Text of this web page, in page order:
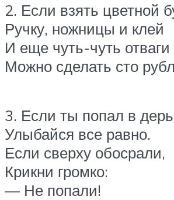
2. Если взять цветной
Ручку, ножницы и клей
И еще чуть-чуть
Можно сделать сто
3. Если ты попал в
Улыбайся все равно.
Если сверху обосрали,
Крикни громко:
— Не попали!